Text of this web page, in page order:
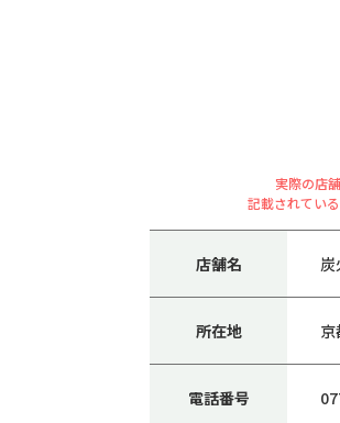
実際の店
記載されてい
店舗名 炭
所在地
電話番号